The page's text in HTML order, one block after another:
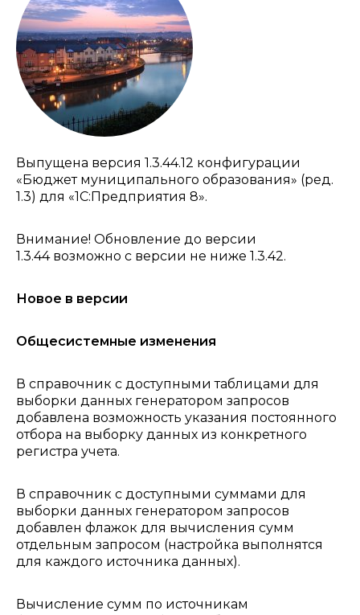
Выпущена версия 1.3.44.12 конфигурации
«Бюджет муниципального образования» (ред.
1.3) для «1С:Предприятия 8».
Внимание! Обновление до версии
1.3.44 возможно с версии не ниже 1.3.42.
Новое в версии
Общесистемные изменения
В справочник с доступными таблицами для
выборки данных генератором запросов
добавлена возможность указания постоянного
отбора на выборку данных из конкретного
регистра учета.
В справочник с доступными суммами для
выборки данных генератором запросов
добавлен флажок для вычисления сумм
отдельным запросом (настройка выполнятся
для каждого источника данных).
Вычисление сумм по источникам